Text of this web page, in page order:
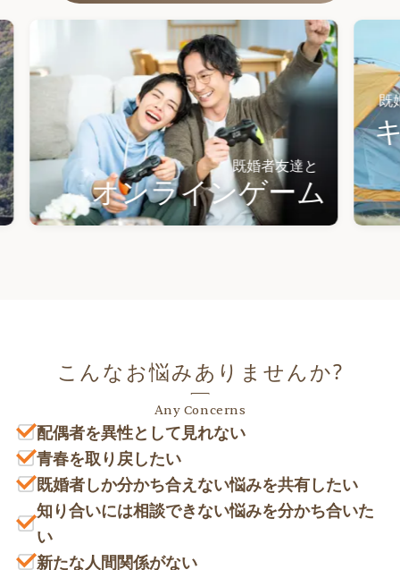
既婚者友達と
オンラインゲーム
既婚者友達と
キャ
こんなお悩みありませんか?
Any Concerns
配偶者を異性として見れない
青春を取り戻したい
既婚者しか分かち合えない悩みを共有したい
知り合いには相談できない悩みを分かち合いた
い
新たな人間関係がない